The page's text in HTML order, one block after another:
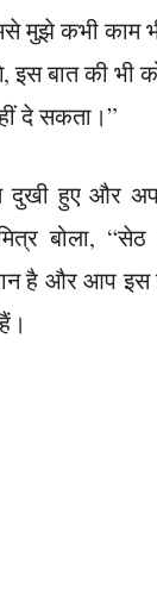
मुझे कभी काम
इस बात की भी
दे सकता।”
दुखी हुए और
बोला,
है और आप इस